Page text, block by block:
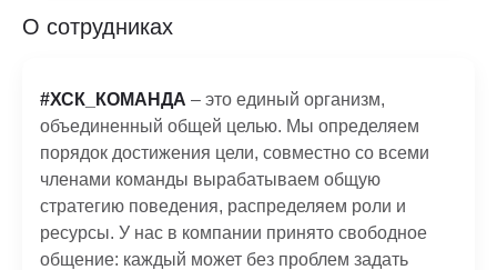
О сотрудниках
#ХСК_КОМАНДА – это единый организм,
объединенный общей целью. Мы определяем
порядок достижения цели, совместно со всеми
членами команды вырабатываем общую
стратегию поведения, распределяем роли и
ресурсы. У нас в компании принято свободное
общение: каждый может без проблем задать